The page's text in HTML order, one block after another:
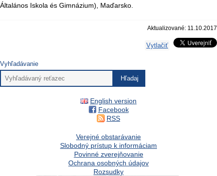
Általános Iskola és Gimnázium), Maďarsko.
Aktualizované: 11.10.2017
Vytlačiť
Vyhľadávanie
English version
Facebook
RSS
Verejné obstarávanie
Slobodný prístup k informáciam
Povinné zverejňovanie
Ochrana osobných údajov
Rozsudky